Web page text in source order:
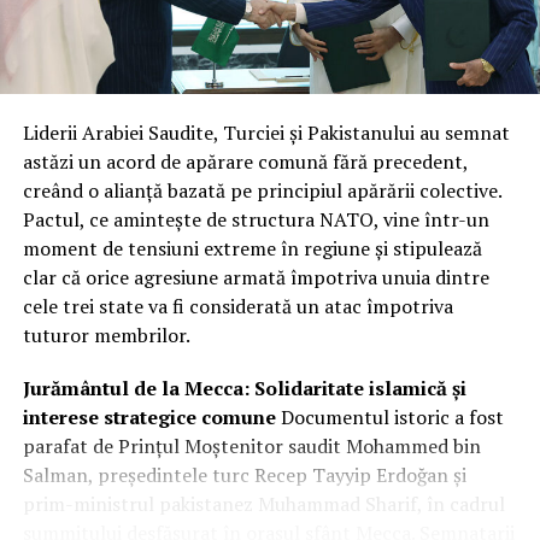
unică. Această structură reflectă nu doar încrederea în
capacitățile tehnice ale companiilor, ci și nevoia urgentă
de a avea fluxuri constante și sigure de date radar la
Integrare hibridă: Datele comerciale
vor completa sistemele clasificate
de recunoaștere
Miza principală a acestui parteneriat este crearea unei
rețele hibride de supraveghere. Prin fuziunea
înaltă rezoluție, agenția își sporește considerabil
capacitatea de recunoaștere și flexibilitatea de reacție.
Radarul cu apertură sintetică este vital deoarece
permite observarea obiectivelor de interes indiferent de
condițiile meteorologice sau de momentul zilei, trecând
Liderii Arabiei Saudite, Turciei și Pakistanului au semnat
astăzi un acord de apărare comună fără precedent,
creând o alianță bazată pe principiul apărării colective.
Pactul, ce amintește de structura NATO, vine într-un
moment de tensiuni extreme în regiune și stipulează
clar că orice agresiune armată împotriva unuia dintre
cele trei state va fi considerată un atac împotriva
tuturor membrilor.
Jurământul de la Mecca: Solidaritate islamică și
interese strategice comuneDocumentul istoric a fost
parafat de Prințul Moștenitor saudit Mohammed bin
Salman, președintele turc Recep Tayyip Erdoğan și
prim-ministrul pakistanez Muhammad Sharif, în cadrul